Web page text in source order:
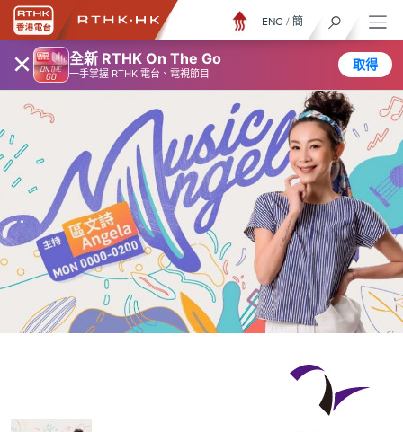
× 全新 RTHK On The Go
一手掌握 RTHK 電台、電視節目
取得
ENG / 簡